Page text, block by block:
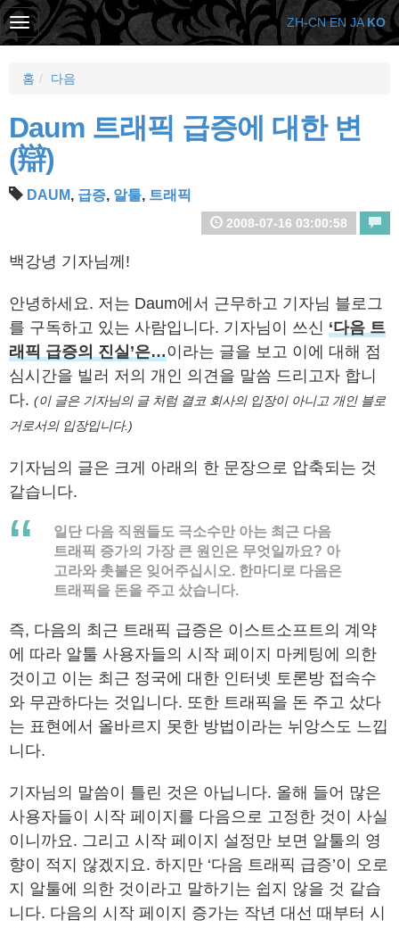
홈 다음
Daum 트래픽 급증에 대한 변
(辯)
DAUM, 급증, 알툴, 트래픽
2008-07-16 03:00:58
백강녕 기자님께!
안녕하세요. 저는 Daum에서 근무하고 기자님 블로그
를 구독하고 있는 사람입니다. 기자님이 쓰신 ‘다음 트
래픽 급증의 진실’은…이라는 글을 보고 이에 대해 점
심시간을 빌러 저의 개인 의견을 말씀 드리고자 합니
다. (이 글은 기자님의 글 처럼 결코 회사의 입장이 아니고 개인 블로
거로서의 입장입니다.)
기자님의 글은 크게 아래의 한 문장으로 압축되는 것
같습니다.
일단 다음 직원들도 극소수만 아는 최근 다음
트래픽 증가의 가장 큰 원인은 무엇일까요? 아
고라와 촛불은 잊어주십시오. 한마디로 다음은
트래픽을 돈을 주고 샀습니다.
즉, 다음의 최근 트래픽 급증은 이스트소프트의 계약
에 따라 알툴 사용자들의 시작 페이지 마케팅에 의한
것이고 이는 최근 정국에 대한 인터넷 토론방 접속수
와 무관하다는 것입니다. 또한 트래픽을 돈 주고 샀다
는 표현에서 올바르지 못한 방법이라는 뉘앙스도 느낍
니다.
기자님의 말씀이 틀린 것은 아닙니다. 올해 들어 많은
사용자들이 시작 페이지를 다음으로 고정한 것이 사실
이니까요. 그리고 시작 페이지 설정만 보면 알툴의 영
향이 적지 않겠지요. 하지만 ‘다음 트래픽 급증’이 오로
지 알툴에 의한 것이라고 말하기는 쉽지 않을 것 같습
니다. 다음의 시작 페이지 증가는 작년 대선 때부터 시
ZH-CN EN JA KO